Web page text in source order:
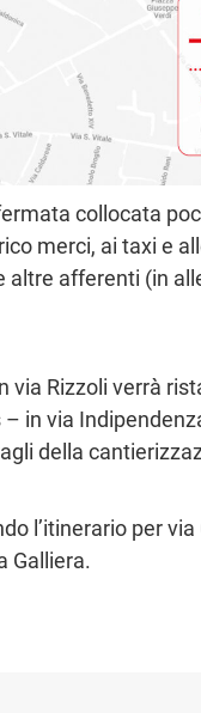
collocata
merci, ai taxi e
altre afferenti (in
via Rizzoli verrà
in via
della
l’itinerario per via
Galliera.